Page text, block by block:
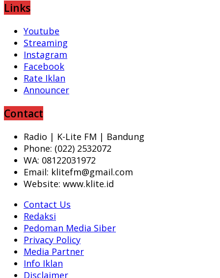
Links
Youtube
Streaming
Instagram
Facebook
Rate Iklan
Announcer
Contact
Radio | K-Lite FM | Bandung
Phone: (022) 2532072
WA: 08122031972
Email: klitefm@gmail.com
Website: www.klite.id
Contact Us
Redaksi
Pedoman Media Siber
Privacy Policy
Media Partner
Info Iklan
Disclaimer